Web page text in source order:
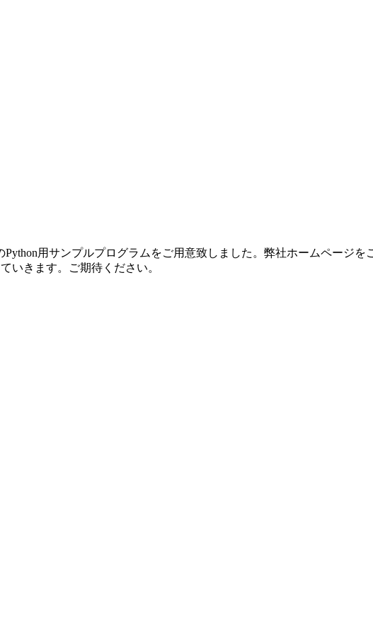
用サンプルプログラムをご用意致しました。弊社ホームページを
いきます。ご期待ください。